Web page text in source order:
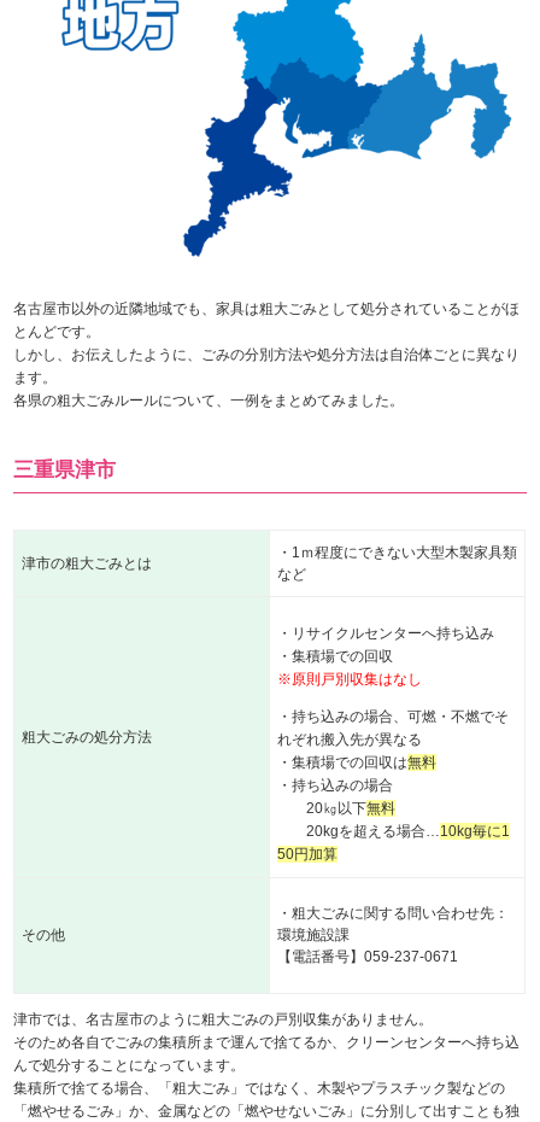
名古屋市以外の近隣地域でも、家具は粗大ごみとして処分されていることがほ
とんどです。
しかし、お伝えしたように、ごみの分別方法や処分方法は自治体ごとに異なり
ます。
各県の粗大ごみルールについて、一例をまとめてみました。
三重県津市
津市の粗大ごみとは
・1ｍ程度にできない大型木製家具類
など
粗大ごみの処分方法
・リサイクルセンターへ持ち込み
・集積場での回収
※原則戸別収集はなし
・持ち込みの場合、可燃・不燃でそ
れぞれ搬入先が異なる
・集積場での回収は無料
・持ち込みの場合
20㎏以下無料
20kgを超える場合… 10kg毎に1
50円加算
その他
・粗大ごみに関する問い合わせ先：
環境施設課
【電話番号】059-237-0671
津市では、名古屋市のように粗大ごみの戸別収集がありません。
そのため各自でごみの集積所まで運んで捨てるか、クリーンセンターへ持ち込
んで処分することになっています。
集積所で捨てる場合、「粗大ごみ」ではなく、木製やプラスチック製などの
「燃やせるごみ」か、金属などの「燃やせないごみ」に分別して出すことも独